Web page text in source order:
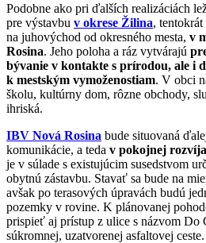
Podobne ako pri ďalších realizáciách
pre výstavbu v okrese Žilina,
na juhovýchod od okresného mesta, v
Rosina. Jeho poloha a ráz vytvárajú
bývanie v kontakte s prírodou, ale i
k mestským vymoženostiam. V obci
školu, kultúrny dom, rôzne obchody,
ihriská.
IBV Nová Rosina bude situovaná
komunikácie, a teda v pokojnej
je v súlade s existujúcim susedstvom
obytnú zástavbu. Stavať sa bude na
avšak po terasových úpravách budú
pozemky v rovine. K plánovanej
prispieť aj prístup z ulice s názvom Do
súkromnej, uzatvorenej asfaltovej ceste.